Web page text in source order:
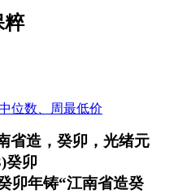
粹
位数、周最低价
省造，癸卯，光绪元
癸卯
卯年铸“江南省造癸